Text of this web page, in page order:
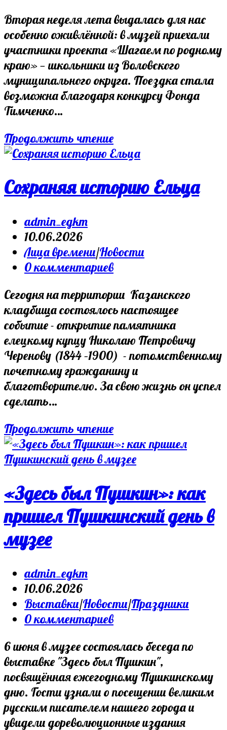
Вторая неделя лета выдалась для нас
особенно оживлённой: в музей приехали
участники проекта «Шагаем по родному
краю» — школьники из Воловского
муниципального округа. Поездка стала
возможна благодаря конкурсу Фонда
Тимченко…
Продолжить чтение«Шагаем
по
краю»
Сохраняя историю Ельца
Post
author:
admin_egkm
Запись
опубликована:
10.06.2026
Post
category:
Лица времени/Новости
Post
0 комментариев
Сегодня на территории Казанского
кладбища состоялось настоящее
событие - открытие памятника
елецкому купцу Николаю Петровичу
Черенову (1844 –1900) - потомственному
почетному гражданину и
благотворителю. За свою жизнь он успел
сделать…
Продолжить чтениеСохраняя
историю
Ельца
«Здесь был Пушкин»: как
пришел Пушкинский день в
музее
Post
author:
admin_egkm
Запись
опубликована:
10.06.2026
Post
category:
Выставки/Новости/Праздники
Post
0 комментариев
6 июня в музее состоялась беседа по
выставке "Здесь был Пушкин",
посвящённая ежегодному Пушкинскому
дню. Гости узнали о посещении великим
русским писателем нашего города и
увидели дореволюционные издания